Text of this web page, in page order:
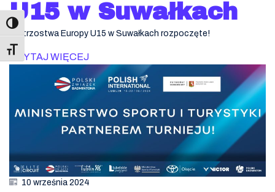
Toggle Font size
U15 w Suwałkach
Mistrzostwa Europy U15 w Suwałkach rozpoczęte!
CZYTAJ WIĘCEJ
10 września 2024